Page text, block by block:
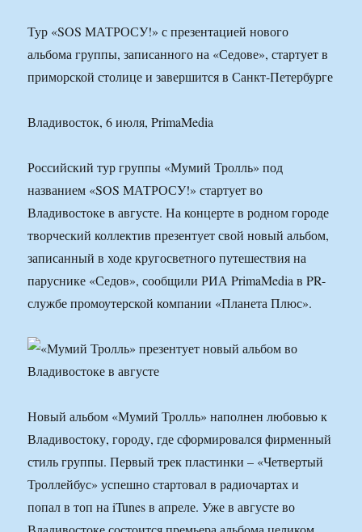
Тур «SOS МАТРОСУ!» с презентацией нового
альбома группы, записанного на «Седове», стартует в
приморской столице и завершится в Санкт-Петербурге
Владивосток, 6 июля, PrimaMedia
Российский тур группы «Мумий Тролль» под
названием «SOS МАТРОСУ!» стартует во
Владивостоке в августе. На концерте в родном городе
творческий коллектив презентует свой новый альбом,
записанный в ходе кругосветного путешествия на
паруснике «Седов», сообщили РИА PrimaMedia в PR-
службе промоутерской компании «Планета Плюс».
Новый альбом «Мумий Тролль» наполнен любовью к
Владивостоку, городу, где сформировался фирменный
стиль группы. Первый трек пластинки – «Четвертый
Троллейбус» успешно стартовал в радиочартах и
попал в топ на iTunes в апреле. Уже в августе во